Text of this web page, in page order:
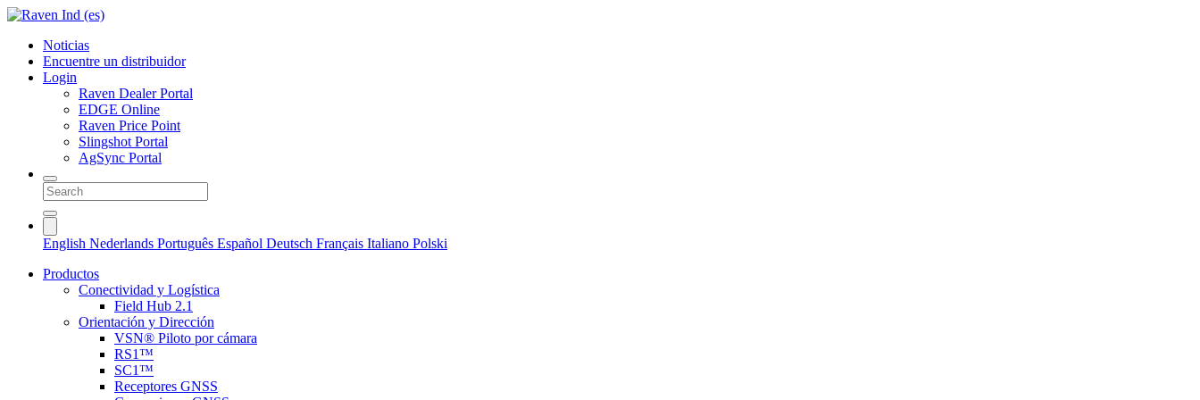
Noticias
Encuentre un distribuidor
Login
Raven Dealer Portal
EDGE Online
Raven Price Point
Slingshot Portal
AgSync Portal
English Nederlands Português Español Deutsch Français Italiano Polski
Productos
Conectividad y Logística
Field Hub 2.1
Orientación y Dirección
VSN® Piloto por cámara
RS1™
SC1™
Receptores GNSS